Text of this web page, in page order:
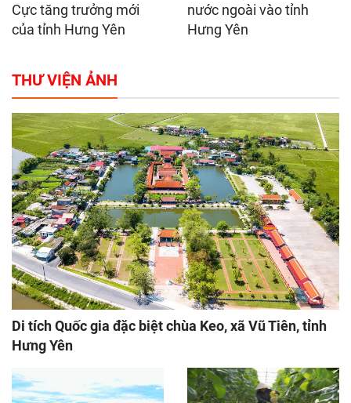
Cực tăng trưởng mới
của tỉnh Hưng Yên
nước ngoài vào tỉnh
Hưng Yên
THƯ VIỆN ẢNH
Di tích Quốc gia đặc biệt chùa Keo, xã Vũ Tiên, tỉnh
Hưng Yên